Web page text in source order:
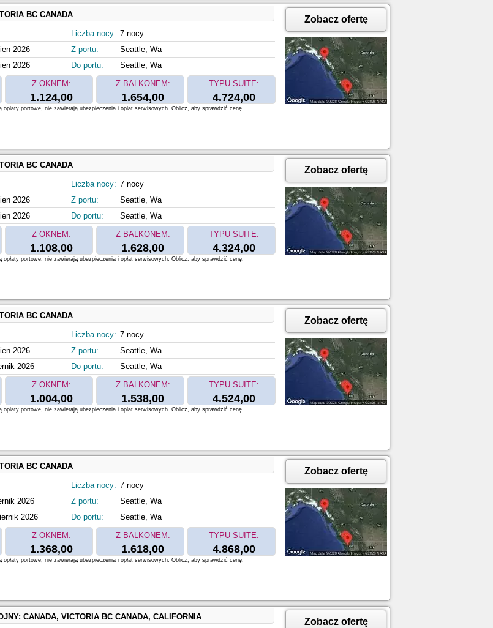
BC CANADA
2026
2026
Liczba nocy: 7 nocy
Z portu:
Seattle, Wa
Do portu:
Seattle, Wa
Z OKNEM:
1.124,00
Z BALKONEM:
1.654,00
TYPU SUITE:
4.724,00
Zobacz ofertę
portowe, nie zawierają ubezpieczenia i opłat serwisowych. Oblicz, aby sprawdzić cenę.
BC CANADA
2026
2026
Liczba nocy: 7 nocy
Z portu:
Seattle, Wa
Do portu:
Seattle, Wa
Z OKNEM:
1.108,00
Z BALKONEM:
1.628,00
TYPU SUITE:
4.324,00
Zobacz ofertę
portowe, nie zawierają ubezpieczenia i opłat serwisowych. Oblicz, aby sprawdzić cenę.
BC CANADA
2026
2026
Liczba nocy: 7 nocy
Z portu:
Seattle, Wa
Do portu:
Seattle, Wa
Z OKNEM:
1.004,00
Z BALKONEM:
1.538,00
TYPU SUITE:
4.524,00
Zobacz ofertę
portowe, nie zawierają ubezpieczenia i opłat serwisowych. Oblicz, aby sprawdzić cenę.
BC CANADA
2026
2026
Liczba nocy: 7 nocy
Z portu:
Seattle, Wa
Do portu:
Seattle, Wa
Z OKNEM:
1.368,00
Z BALKONEM:
1.618,00
TYPU SUITE:
4.868,00
Zobacz ofertę
portowe, nie zawierają ubezpieczenia i opłat serwisowych. Oblicz, aby sprawdzić cenę.
CANADA, VICTORIA BC CANADA, CALIFORNIA Zobacz ofertę